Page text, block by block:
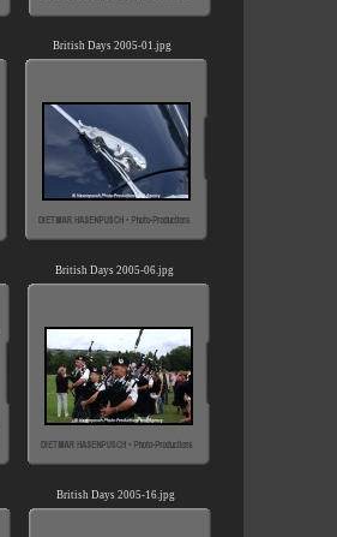
British Days 2005-01.jpg
British Days 2005-06.jpg
British Days 2005-16.jpg